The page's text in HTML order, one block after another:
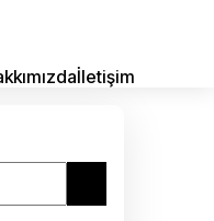
İletişim